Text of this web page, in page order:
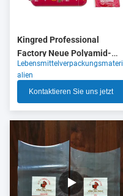
Kingred Professional
Factory Neue Polyamid-
Wurstgehäuse Kunststoff
für Lebensmittel OEM
Lebensmittelverpackungsmateri
alien
Kontaktieren Sie uns jetzt